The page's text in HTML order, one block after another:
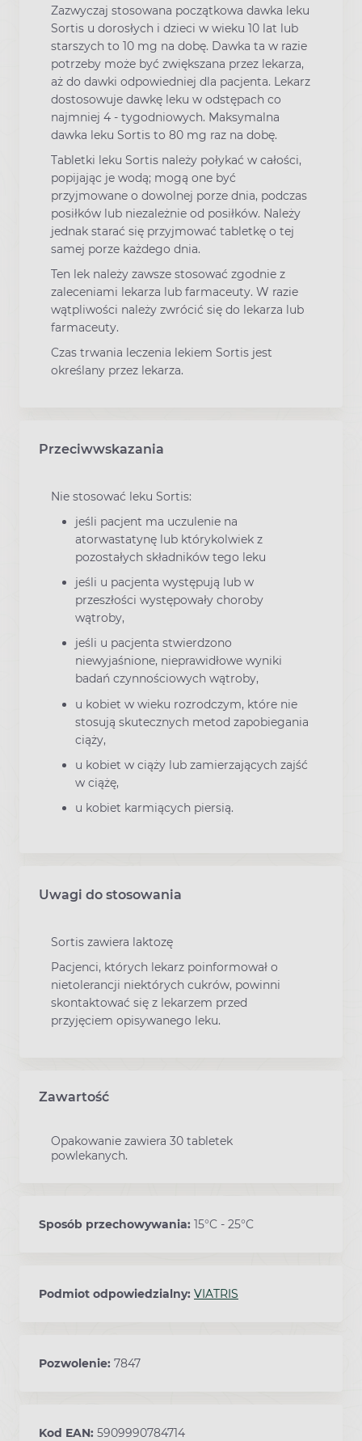
Zazwyczaj stosowana początkowa dawka leku
Sortis u dorosłych i dzieci w wieku 10 lat lub
starszych to 10 mg na dobę. Dawka ta w razie
potrzeby może być zwiększana przez lekarza,
aż do dawki odpowiedniej dla pacjenta. Lekarz
dostosowuje dawkę leku w odstępach co
najmniej 4 - tygodniowych. Maksymalna
dawka leku Sortis to 80 mg raz na dobę.
Tabletki leku Sortis należy połykać w całości,
popijając je wodą; mogą one być
przyjmowane o dowolnej porze dnia, podczas
posiłków lub niezależnie od posiłków. Należy
jednak starać się przyjmować tabletkę o tej
samej porze każdego dnia.
Ten lek należy zawsze stosować zgodnie z
zaleceniami lekarza lub farmaceuty. W razie
wątpliwości należy zwrócić się do lekarza lub
farmaceuty.
Czas trwania leczenia lekiem Sortis jest
określany przez lekarza.
Przeciwwskazania
Nie stosować leku Sortis:
jeśli pacjent ma uczulenie na
atorwastatynę lub którykolwiek z
pozostałych składników tego leku
jeśli u pacjenta występują lub w
przeszłości występowały choroby
wątroby,
jeśli u pacjenta stwierdzono
niewyjaśnione, nieprawidłowe wyniki
badań czynnościowych wątroby,
u kobiet w wieku rozrodczym, które nie
stosują skutecznych metod zapobiegania
ciąży,
u kobiet w ciąży lub zamierzających zajść
w ciążę,
u kobiet karmiących piersią.
Uwagi do stosowania
Sortis zawiera laktozę
Pacjenci, których lekarz poinformował o
nietolerancji niektórych cukrów, powinni
skontaktować się z lekarzem przed
przyjęciem opisywanego leku.
Zawartość
Opakowanie zawiera 30 tabletek
powlekanych.
Sposób przechowywania: 15°C - 25°C
Podmiot odpowiedzialny: VIATRIS
Pozwolenie: 7847
Kod EAN: 5909990784714